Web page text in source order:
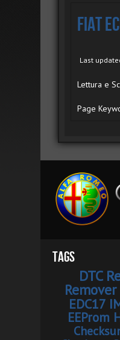
Fiat
Last
Lettura e
Page
Tags
DTC
Remover
EDC17
EEProm